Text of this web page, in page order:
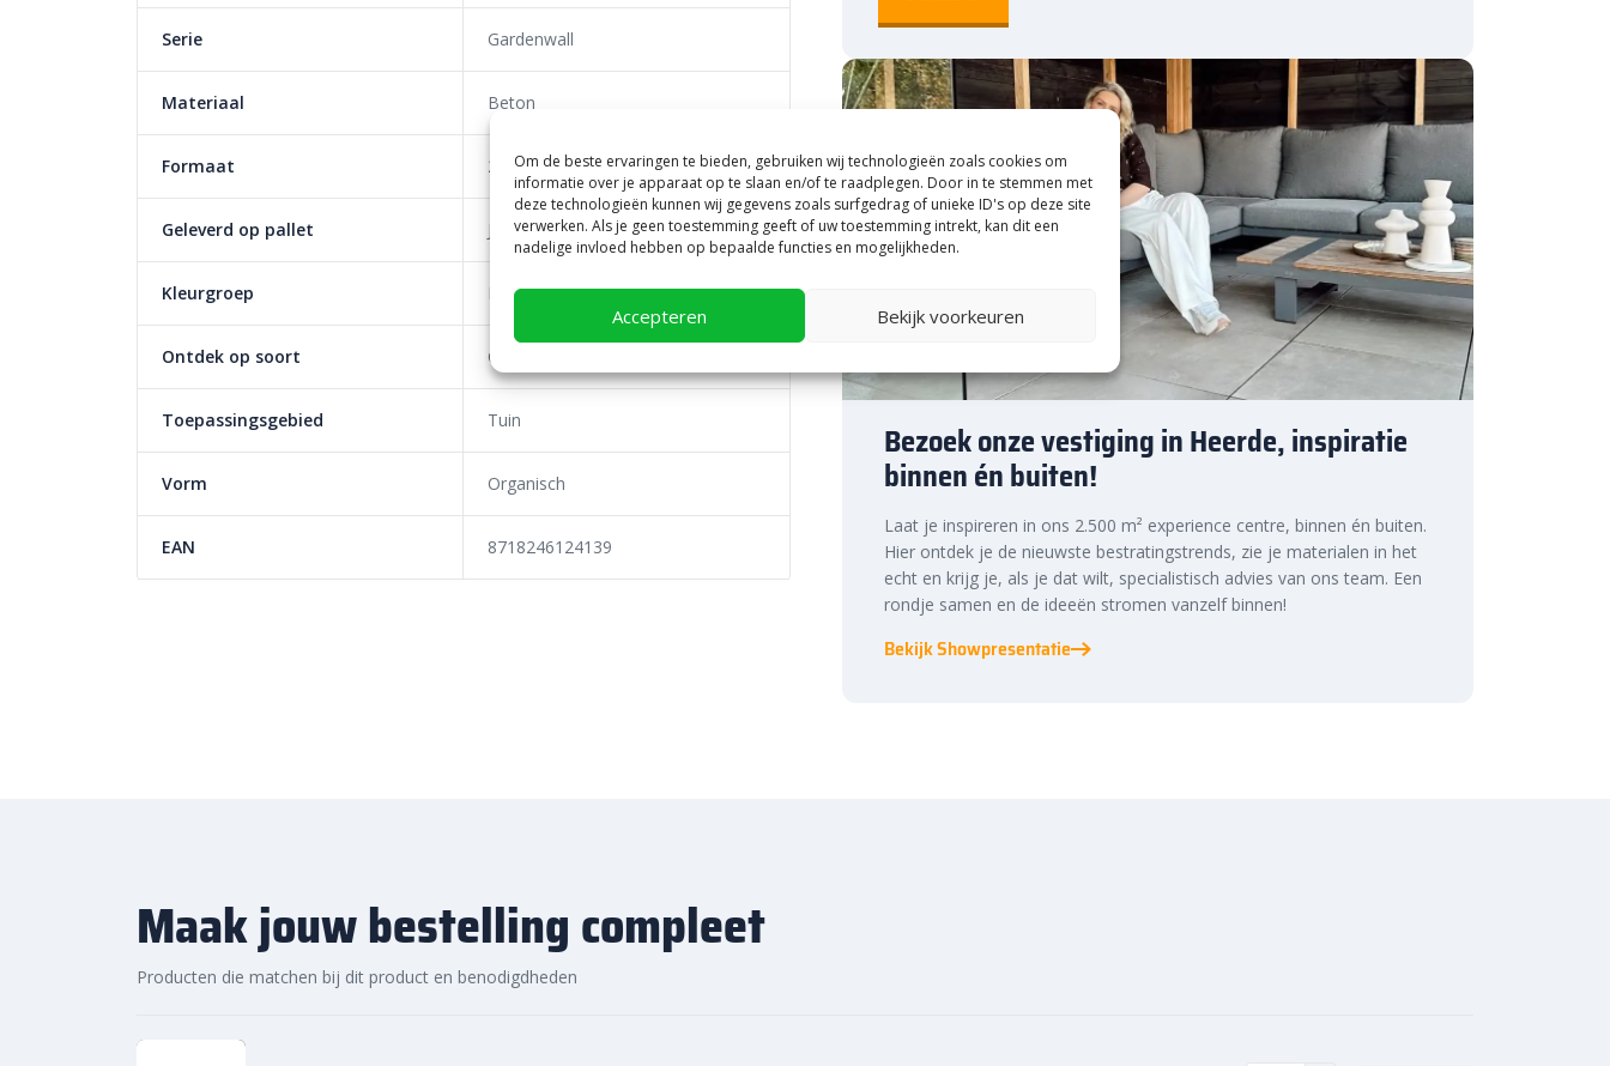
Om de beste ervaringen te bieden, gebruiken wij technologieën zoals cookies om
informatie over je apparaat op te slaan en/of te raadplegen. Door in te stemmen met
deze technologieën kunnen wij gegevens zoals surfgedrag of unieke ID's op deze site
verwerken. Als je geen toestemming geeft of uw toestemming intrekt, kan dit een
nadelige invloed hebben op bepaalde functies en mogelijkheden.
Accepteren Bekijk voorkeuren
Serie Gardenwall
Materiaal Beton
Formaat 27/22x18 cm
Geleverd op pallet
Kleurgroep Lichte tinten
Ontdek op soort Genuanceerd
Toepassingsgebied Tuin
Vorm Organisch
EAN 8718246124139
Bezoek onze vestiging in Heerde, inspiratie
binnen én buiten!
Laat je inspireren in ons 2.500 m² experience centre, binnen én buiten.
Hier ontdek je de nieuwste bestratingstrends, zie je materialen in het
echt en krijg je, als je dat wilt, specialistisch advies van ons team. Een
rondje samen en de ideeën stromen vanzelf binnen!
Bekijk Showpresentatie
Maak jouw bestelling compleet
Producten die matchen bij dit product en benodigdheden